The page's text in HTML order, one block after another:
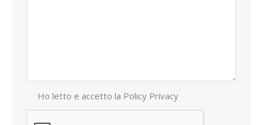
Ho letto e accetto la Policy Privacy